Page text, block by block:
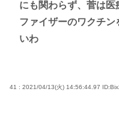
にも関わらず、菅は
ファイザーのワクチ
いわ
41 : 2021/04/13(火) 14:56:44.97